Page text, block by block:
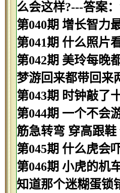
么会这样?---答案
第040期 增长智力
第041期 什么照片
第042期 美玲每晚
梦游回来都带回来
第043期 时钟敲了
第044期 一个不会
筋急转弯 穿高跟
第045期 什么虎会
第046期 小虎的机
知道那个迷糊蛋锁